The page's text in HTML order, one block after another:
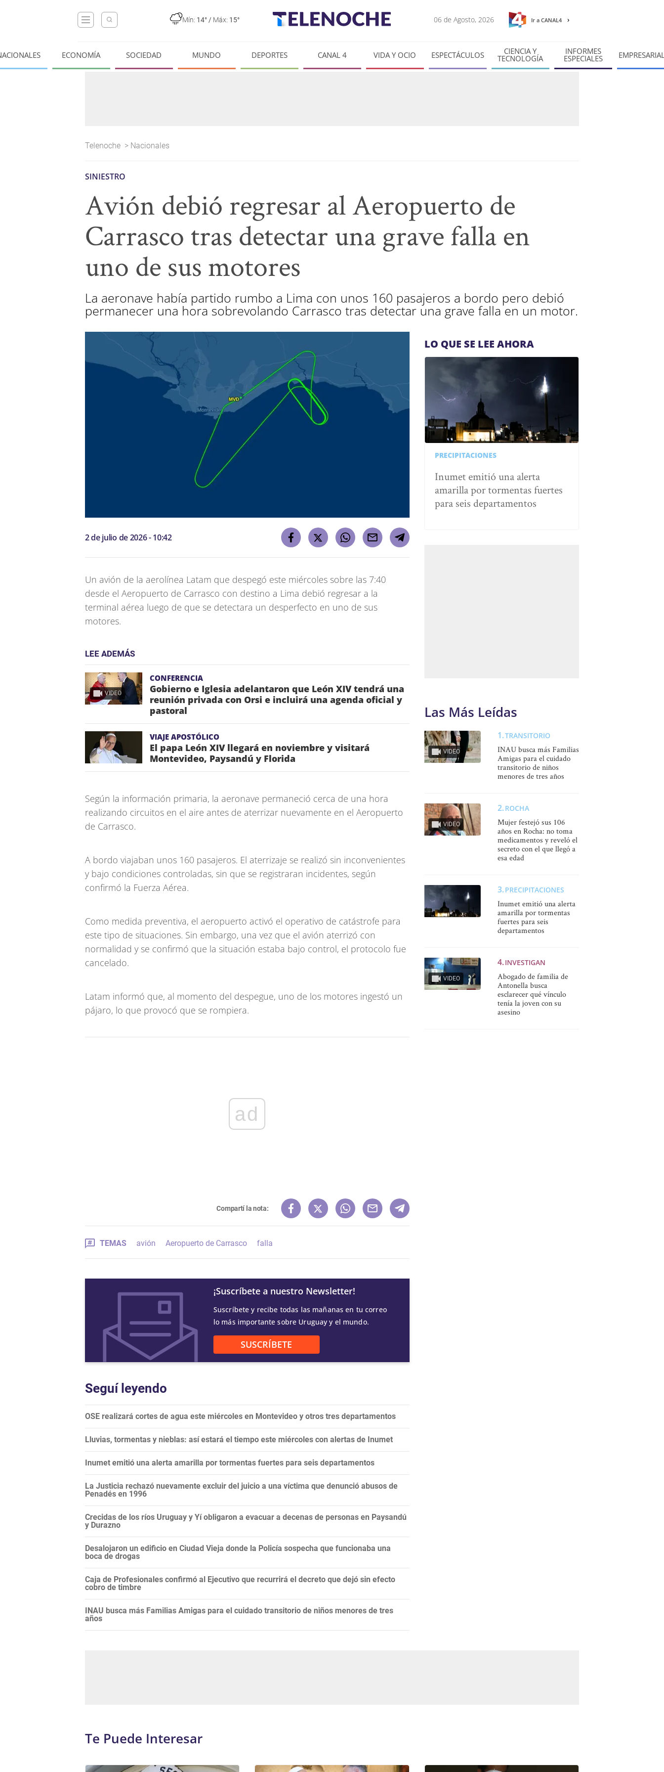
Mín: 14° / Máx: 15° 06 de Agosto, 2026 Ir a CANAL4
ECONOMÍA SOCIEDAD MUNDO DEPORTES CANAL 4 VIDA Y OCIO ESPECTÁCULOS CIENCIA Y
TECNOLOGÍA
INFORMES
ESPECIALES
Telenoche > Nacionales
SINIESTRO
Avión debió regresar al Aeropuerto de
Carrasco tras detectar una grave falla en
uno de sus motores
La aeronave había partido rumbo a Lima con unos 160 pasajeros a bordo pero debió
permanecer una hora sobrevolando Carrasco tras detectar una grave falla en un motor.
2 de julio de 2026 - 10:42
Un avión de la aerolínea Latam que despegó este miércoles sobre las 7:40
desde el Aeropuerto de Carrasco con destino a Lima debió regresar a la
terminal aérea luego de que se detectara un desperfecto en uno de sus
motores.
LEE ADEMÁS
VIDEO
CONFERENCIA
Gobierno e Iglesia adelantaron que León XIV tendrá una
reunión privada con Orsi e incluirá una agenda oficial y
pastoral
VIAJE APOSTÓLICO
El papa León XIV llegará en noviembre y visitará
Montevideo, Paysandú y Florida
Según la información primaria, la aeronave permaneció cerca de una hora
realizando circuitos en el aire antes de aterrizar nuevamente en el Aeropuerto
de Carrasco.
A bordo viajaban unos 160 pasajeros. El aterrizaje se realizó sin inconvenientes
y bajo condiciones controladas, sin que se registraran incidentes, según
confirmó la Fuerza Aérea.
Como medida preventiva, el aeropuerto activó el operativo de catástrofe para
este tipo de situaciones. Sin embargo, una vez que el avión aterrizó con
normalidad y se confirmó que la situación estaba bajo control, el protocolo fue
cancelado.
Latam informó que, al momento del despegue, uno de los motores ingestó un
pájaro, lo que provocó que se rompiera.
ad
Compartí la nota:
TEMAS avión Aeropuerto de Carrasco falla
¡Suscríbete a nuestro Newsletter!
Suscríbete y recibe todas las mañanas en tu correo
lo más importante sobre Uruguay y el mundo.
SUSCRÍBETE
Seguí leyendo
OSE realizará cortes de agua este miércoles en Montevideo y otros tres departamentos
Lluvias, tormentas y nieblas: así estará el tiempo este miércoles con alertas de Inumet
Inumet emitió una alerta amarilla por tormentas fuertes para seis departamentos
La Justicia rechazó nuevamente excluir del juicio a una víctima que denunció abusos de
Penadés en 1996
Crecidas de los ríos Uruguay y Yí obligaron a evacuar a decenas de personas en Paysandú
y Durazno
Desalojaron un edificio en Ciudad Vieja donde la Policía sospecha que funcionaba una
boca de drogas
Caja de Profesionales confirmó al Ejecutivo que recurrirá el decreto que dejó sin efecto
cobro de timbre
INAU busca más Familias Amigas para el cuidado transitorio de niños menores de tres
años
LO QUE SE LEE AHORA
PRECIPITACIONES
Inumet emitió una alerta
amarilla por tormentas fuertes
para seis departamentos
Las Más Leídas
VIDEO
TRANSITORIO
INAU busca más Familias
Amigas para el cuidado
transitorio de niños
menores de tres años
VIDEO
ROCHA
Mujer festejó sus 106
años en Rocha: no toma
medicamentos y reveló el
secreto con el que llegó a
esa edad
PRECIPITACIONES
Inumet emitió una alerta
amarilla por tormentas
fuertes para seis
departamentos
VIDEO
INVESTIGAN
Abogado de familia de
Antonella busca
esclarecer qué vínculo
tenía la joven con su
asesino
Te Puede Interesar